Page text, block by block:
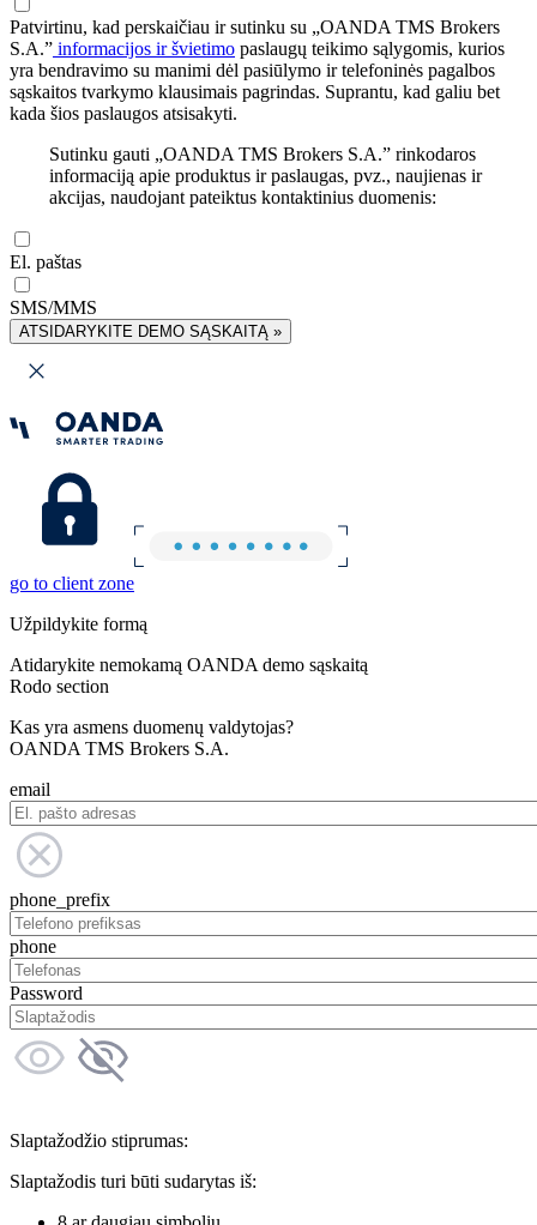
Patvirtinu, kad perskaičiau ir sutinku su „OANDA TMS Brokers
S.A.” informacijos ir švietimo paslaugų teikimo sąlygomis, kurios
yra bendravimo su manimi dėl pasiūlymo ir telefoninės pagalbos
sąskaitos tvarkymo klausimais pagrindas. Suprantu, kad galiu bet
kada šios paslaugos atsisakyti.
Sutinku gauti „OANDA TMS Brokers S.A.” rinkodaros
informaciją apie produktus ir paslaugas, pvz., naujienas ir
akcijas, naudojant pateiktus kontaktinius duomenis:
El. paštas
SMS/MMS
ATSIDARYKITE DEMO SĄSKAITĄ »
go to client zone
Užpildykite formą
Atidarykite nemokamą OANDA demo sąskaitą
Rodo section
Kas yra asmens duomenų valdytojas?
OANDA TMS Brokers S.A.
email
phone_prefix
phone
Password
Slaptažodžio stiprumas:
Slaptažodis turi būti sudarytas iš: